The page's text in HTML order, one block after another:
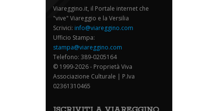
Viareggino.it, il Portale internet che
"vive" Viareggio e la Versilia
Scrivici: info@viareggino.com
Ufficio Stampa:
stampa@viareggino.com
Telefono: 389-0205164
© 1999-2026 - Proprietà Viva
Associazione Culturale | P.Iva
02361310465